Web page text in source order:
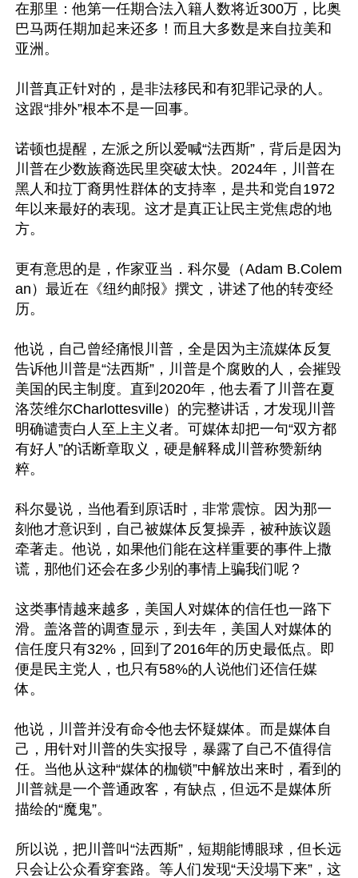
在那里：他第一任期合法入籍人数将近300万，比奥
巴马两任期加起来还多！而且大多数是来自拉美和
亚洲。
川普真正针对的，是非法移民和有犯罪记录的人。
这跟“排外”根本不是一回事。
诺顿也提醒，左派之所以爱喊“法西斯”，背后是因为
川普在少数族裔选民里突破太快。2024年，川普在
黑人和拉丁裔男性群体的支持率，是共和党自1972
年以来最好的表现。这才是真正让民主党焦虑的地
方。
更有意思的是，作家亚当．科尔曼（Adam B.Colem
an）最近在《纽约邮报》撰文，讲述了他的转变经
历。
他说，自己曾经痛恨川普，全是因为主流媒体反复
告诉他川普是“法西斯”，川普是个腐败的人，会摧毁
美国的民主制度。直到2020年，他去看了川普在夏
洛茨维尔Charlottesville）的完整讲话，才发现川普
明确谴责白人至上主义者。可媒体却把一句“双方都
有好人”的话断章取义，硬是解释成川普称赞新纳
粹。
科尔曼说，当他看到原话时，非常震惊。因为那一
刻他才意识到，自己被媒体反复操弄，被种族议题
牵著走。他说，如果他们能在这样重要的事件上撒
谎，那他们还会在多少别的事情上骗我们呢？
这类事情越来越多，美国人对媒体的信任也一路下
滑。盖洛普的调查显示，到去年，美国人对媒体的
信任度只有32%，回到了2016年的历史最低点。即
便是民主党人，也只有58%的人说他们还信任媒
体。
他说，川普并没有命令他去怀疑媒体。而是媒体自
己，用针对川普的失实报导，暴露了自己不值得信
任。当他从这种“媒体的枷锁”中解放出来时，看到的
川普就是一个普通政客，有缺点，但远不是媒体所
描绘的“魔鬼”。
所以说，把川普叫“法西斯”，短期能博眼球，但长远
只会让公众看穿套路。等人们发现“天没塌下来”，这